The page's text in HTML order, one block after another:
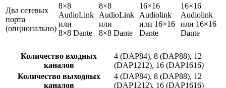
Два сетевых
порта
(опционально)
8×8
AudioLink
или
8×8 Dante
8×8
AudioLink
или
8×8 Dante
16×16
Audiolink
или 16×16
Dante
16×16
Audiolink
или 16×16
Dante
Количество входных
каналов
4 (DAP84), 8 (DAP88), 12
(DAP1212), 16 (DAP1616)
Количество выходных
каналов
4 (DAP84), 8 (DAP88), 12
(DAP1212), 16 (DAP1616)